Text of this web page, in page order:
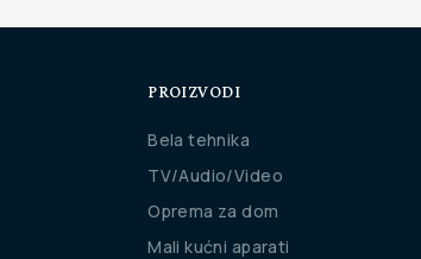
PROIZVODI
Bela tehnika
TV/Audio/Video
Oprema za dom
Mali kućni aparati